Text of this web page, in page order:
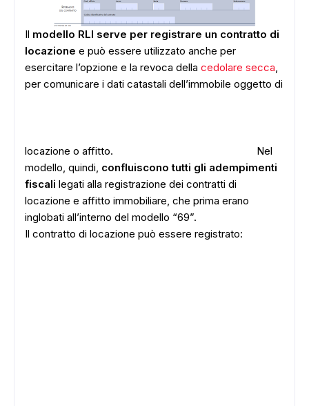
Il modello RLI serve per registrare un contratto di
locazione e può essere utilizzato anche per
esercitare l’opzione e la revoca della cedolare secca,
per comunicare i dati catastali dell’immobile oggetto di
locazione o affitto.
Nel
modello, quindi, confluiscono tutti gli adempimenti
fiscali legati alla registrazione dei contratti di
locazione e affitto immobiliare, che prima erano
inglobati all’interno del modello “69”.
Il contratto di locazione può essere registrato: